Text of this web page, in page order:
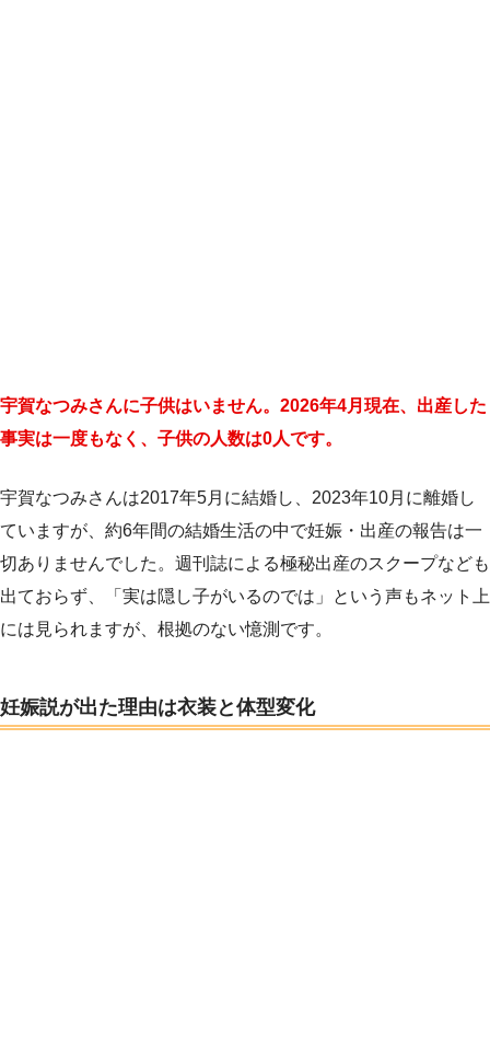
宇賀なつみさんに子供はいません。2026年4月現在、出産した
事実は一度もなく、子供の人数は0人です。
宇賀なつみさんは2017年5月に結婚し、2023年10月に離婚し
ていますが、約6年間の結婚生活の中で妊娠・出産の報告は一
切ありませんでした。週刊誌による極秘出産のスクープなども
出ておらず、「実は隠し子がいるのでは」という声もネット上
には見られますが、根拠のない憶測です。
妊娠説が出た理由は衣装と体型変化